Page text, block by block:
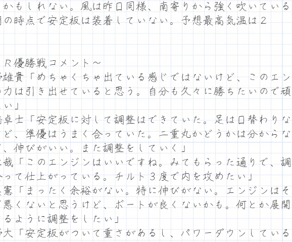
かもしれない。風は昨日同様、南寄りから強く吹いている
の時点で安定板は装着していない。予想最高気温は２
Ｒ優勝戦コメント～
貴「めちゃくちゃ出ている感じではないけど、このエン
力は引き出せていると思う。自分も久々に勝ちたいので頑
」
士「安定板に対して調整はできていた。足は日替わりな
ど、準優はうまく合っていた。二重丸かどうかは分からな
、伸びがいい。また調整をしていく」
「このエンジンはいいですね。みてもらった通りで、調
て仕上がっている。チルト３度で内を攻めたい」
「まったく余裕がない。特に伸びがない。エンジンはそ
悪くないと思うけど、ボートが良くないかも。何とか展開
るように調整をしたい」
「安定板がついて重さがあるし、パワーダウンしている